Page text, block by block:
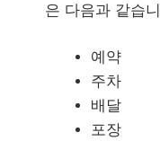
은 다음과 같습
예약
주차
배달
포장